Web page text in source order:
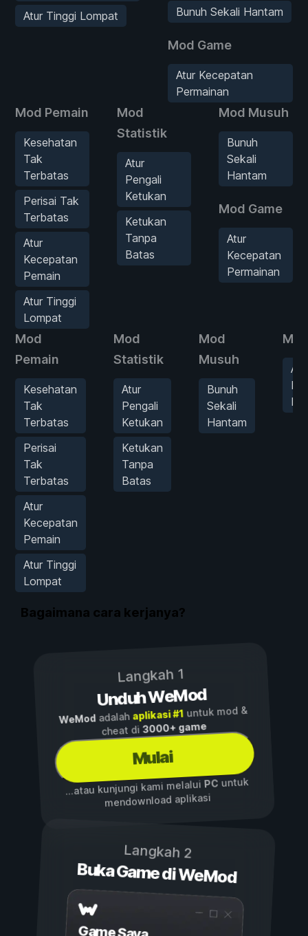
Atur Tinggi Lompat
Bunuh Sekali Hantam
Mod Game
Atur Kecepatan
Permainan
Mod Pemain
Kesehatan
Tak
Terbatas
Perisai Tak
Terbatas
Atur
Kecepatan
Pemain
Atur Tinggi
Lompat
Mod
Statistik
Atur
Pengali
Ketukan
Ketukan
Tanpa
Batas
Mod Musuh
Bunuh
Sekali
Hantam
Mod Game
Atur
Kecepatan
Permainan
Mod
Pemain
Kesehatan
Tak
Terbatas
Perisai
Tak
Terbatas
Atur
Kecepatan
Pemain
Atur Tinggi
Lompat
Mod
Statistik
Atur
Pengali
Ketukan
Ketukan
Tanpa
Batas
Mod
Musuh
Bunuh
Sekali
Hantam
Bagaimana cara kerjanya?
Langkah 1
Unduh WeMod
WeModadalah aplikasi #1untuk mod &
cheat di3000+ game
Mulai
...atau kunjungi kami melalui PCuntuk
mendownload aplikasi
Langkah 2
Buka Game di WeMod